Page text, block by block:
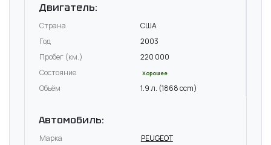
Двигатель:
Страна
США
Год
2003
Пробег (км.)
220 000
Состояние
Хорошее
Объём 1.9 л. (1868 ccm)
Автомобиль:
Марка
PEUGEOT